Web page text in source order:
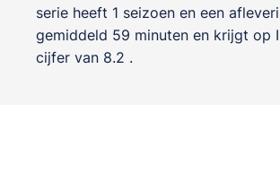
serie heeft 1 seizoen en een
gemiddeld 59 minuten en krijgt op
cijfer van 8.2 .